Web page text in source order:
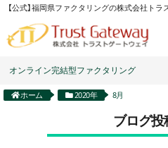
【公式】福岡県ファクタリングの株式会社トラ
オンライン完結型ファクタリング
ホーム 2020年 8月
ブログ